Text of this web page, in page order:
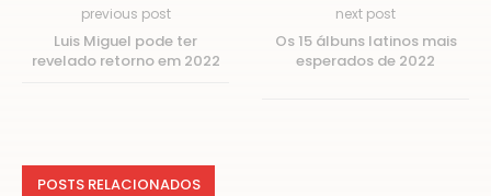
previous post
Luis Miguel pode ter
revelado retorno em 2022
next post
Os 15 álbuns latinos mais
esperados de 2022
POSTS RELACIONADOS